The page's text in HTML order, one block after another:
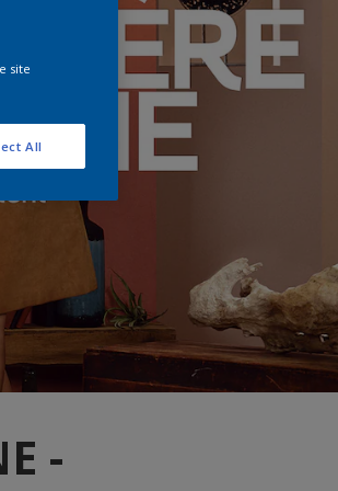
-
site
All